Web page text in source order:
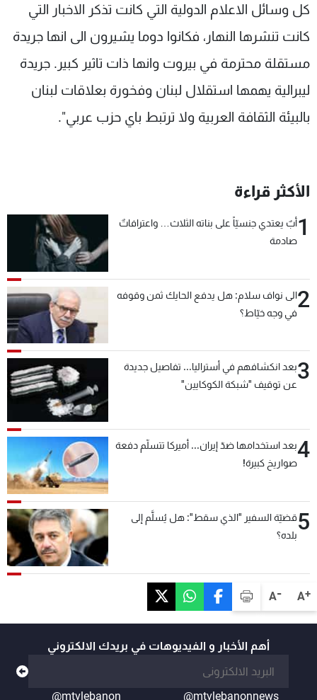
A+
A-
كل وسائل الاعلام الدولية التي كانت تذكر الاخبار التي
كانت تنشرها النهار، فكانوا دوما يشيرون الى انها جريدة
مستقلة محترمة في بيروت وانها ذات تاثير كبير. جريدة
ليبرالية يهمها استقلال لبنان وفخورة بعلاقات لبنان
بالبيئة الثقافة العربية ولا ترتبط باي حزب عربي".
الأكثر قراءة
1أبٌ يعتدي جنسيّاً على بناته الثلاث… واعترافاتٌ
صادمة
2الى نواف سلام: هل يدفع الحايك ثمن وقوفه
في وجه خيّاط؟
3بعد انكشافهم في أستراليا... تفاصيل جديدة
عن توقيف "شبكة الكوكايين"
4بعد استخدامها ضدّ إيران... أميركا تتسلّم دفعة
صواريخ كبيرة!
5قضيّة السفير "الذي سقط": هل يُسلَّم إلى
بلده؟
أهم الأخبار و الفيديوهات في بريدك الالكتروني
@mtvlebanonnews
@mtvlebanon